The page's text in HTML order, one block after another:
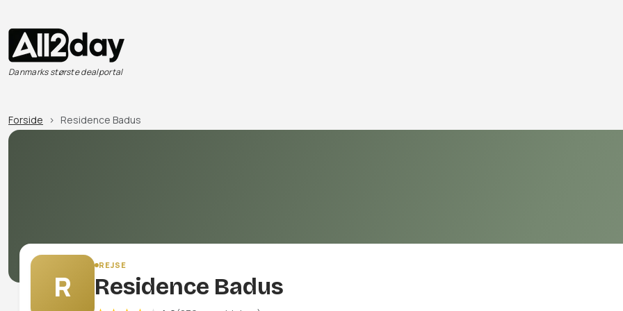
Danmarks største dealportal
Forside Residence Badus
R
REJSE
Residence Badus